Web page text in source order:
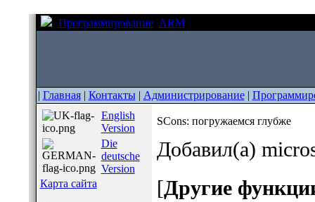
Программирование ARM
| Главная| Контакты| Администрирование|
English
Version
Die
deutsche
Version
Карта сайта
SCons: погружаемся глубже
Добавил(а)
[Другие